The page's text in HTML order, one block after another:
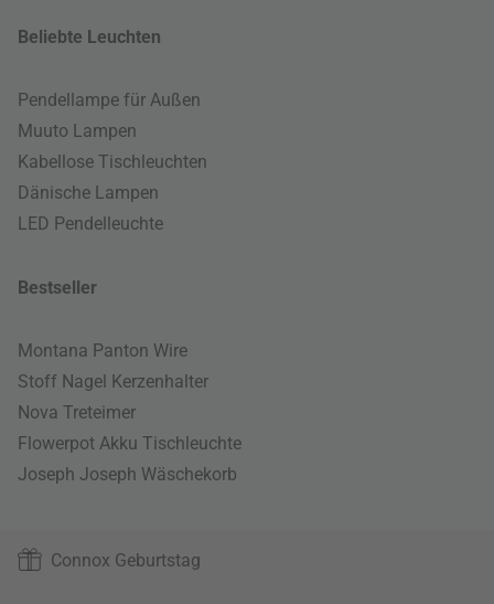
Beliebte Leuchten
Pendellampe für Außen
Muuto Lampen
Kabellose Tischleuchten
Dänische Lampen
LED Pendelleuchte
Bestseller
Montana Panton Wire
Stoff Nagel Kerzenhalter
Nova Treteimer
Flowerpot Akku Tischleuchte
Joseph Joseph Wäschekorb
Connox Geburtstag